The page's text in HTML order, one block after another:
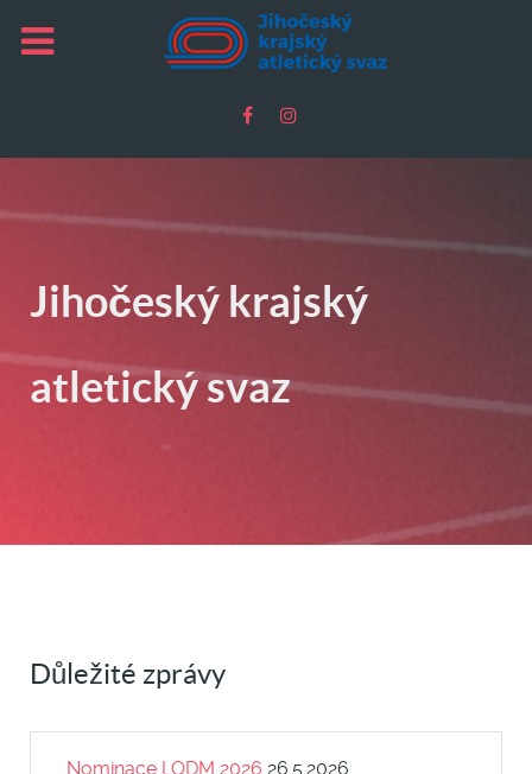
Jihočeský krajský
atletický svaz
Důležité zprávy
Nominace LODM 2026 26.5.2026